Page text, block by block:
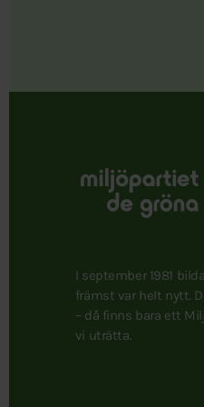
I september 1981
främst var helt nytt.
– då finns bara ett
vi uträtta.